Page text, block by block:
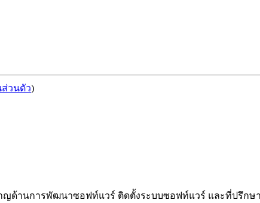
ส่วนตัว)
าญด้านการพัฒนาซอฟท์แวร์ ติดตั้งระบบซอฟท์แวร์ และที่ปรึก